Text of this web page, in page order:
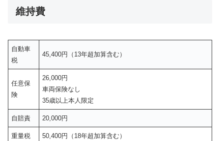
維持費
自動車
税
45,400円（13年超加算含む）
任意保
険
26,000円
車両保険なし
35歳以上本人限定
自賠責 20,000円
重量税 50,400円（18年超加算含む）